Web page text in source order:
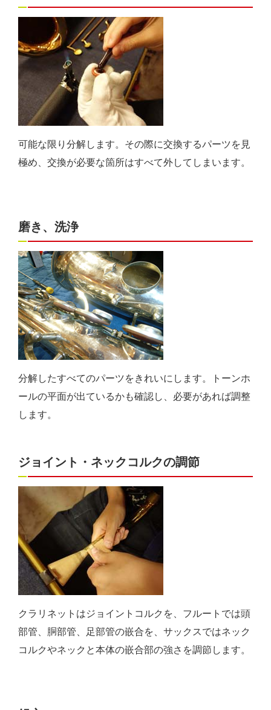
可能な限り分解します。その際に交換するパーツを見
極め、交換が必要な箇所はすべて外してしまいます。
磨き、洗浄
分解したすべてのパーツをきれいにします。トーンホ
ールの平面が出ているかも確認し、必要があれば調整
します。
ジョイント・ネックコルクの調節
クラリネットはジョイントコルクを、フルートでは頭
部管、胴部管、足部管の嵌合を、サックスではネック
コルクやネックと本体の嵌合部の強さを調節します。